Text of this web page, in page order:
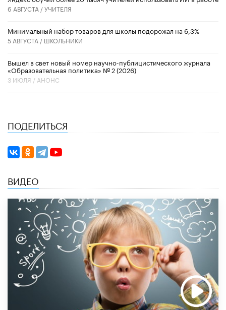
6 АВГУСТА /УЧИТЕЛЯ
Минимальный набор товаров для школы подорожал на 6,3%
5 АВГУСТА / ШКОЛЬНИКИ
Вышел в свет новый номер научно-публицистического журнала
«Образовательная политика» № 2 (2026)
3 ИЮЛЯ / АНОНС
ПОДЕЛИТЬСЯ
ВИДЕО